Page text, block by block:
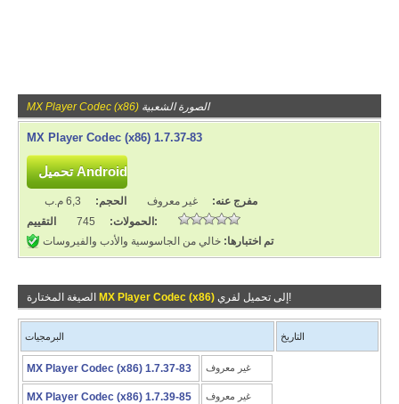
MX Player Codec (x86) الصورة الشعبية
MX Player Codec (x86) 1.7.37-83
مفرج عنه: غير معروف الحجم:
6,3 م.ب
الحمولات:
745
التقييم:
تم اختبارها: خالي من الجاسوسية والأدب والفيروسات
MX Player Codec (x86) إلى تحميل لفري!
البرمجيات التاريخ
MX Player Codec (x86) 1.7.37-83 غير معروف
MX Player Codec (x86) 1.7.39-85 غير معروف